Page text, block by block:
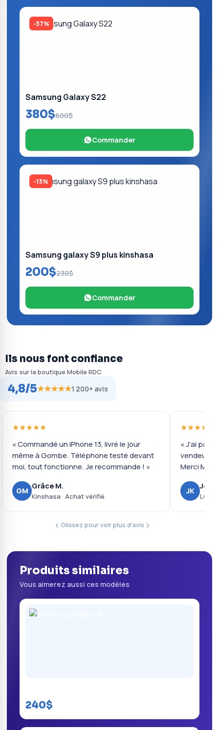
-37%
Samsung Galaxy S22
380$600$
Commander
-13%
Samsung galaxy S9 plus kinshasa
200$230$
Commander
Ils nous font confiance
Avis sur la boutique Mobile RDC
4,8/5★★★★★1 200+ avis
★★★★★
« Commandé un iPhone 13, livré le jour
même à Gombe. Téléphone testé devant
moi, tout fonctionne. Je recommande ! »
GM Grâce M.
Kinshasa · Achat vérifié
★★★★★
« J'ai payé
vendeur
Merci
JK
Glissez pour voir plus d'avis
Produits similaires
Vous aimerez aussi ces modèles
240$